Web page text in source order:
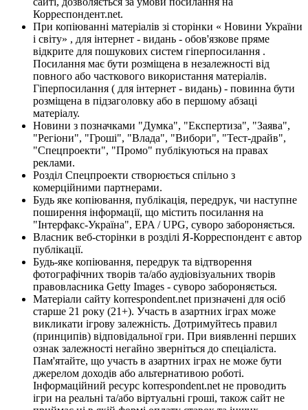
Корреспондент.net.
При копіюванні матеріалів зі сторінки « Новини України
і світу» , для інтернет - видань - обов'язкове пряме
відкрите для пошукових систем гіперпосилання .
Посилання має бути розміщена в незалежності від
повного або часткового використання матеріалів.
Гіперпосилання ( для інтернет - видань) - повинна бути
розміщена в підзаголовку або в першому абзаці
матеріалу.
Новини з позначками "Думка", "Експертиза", "Заява",
"Регіони", "Гроші", "Влада", "Вибори", "Тест-драйв",
"Спецпроекти", "Промо" публікуються на правах
реклами.
Розділ Спецпроекти створюється спільно з
комерційними партнерами.
Будь яке копіювання, публікація, передрук, чи наступне
поширення інформації, що містить посилання на
"Інтерфакс-Україна", EPA / UPG, суворо забороняється.
Власник веб-сторінки в розділі Я-Корреспондент є автор
публікації.
Будь-яке копіювання, передрук та відтворення
фотографічних творів та/або аудіовізуальних творів
правовласника Getty Images - суворо забороняється.
Матеріали сайту korrespondent.net призначені для осіб
старше 21 року (21+). Участь в азартних іграх може
викликати ігрову залежність. Дотримуйтесь правил
(принципів) відповідальної гри. При виявленні перших
ознак залежності негайно зверніться до спеціаліста.
Пам'ятайте, що участь в азартних іграх не може бути
джерелом доходів або альтернативою роботі.
Інформаційний ресурс korrespondent.net не проводить
ігри на реальні та/або віртуальні гроші, також сайт не